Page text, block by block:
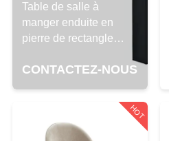
CONTRÔLE
DE
QUALITÉ
CONTACT
Table de salle à
manger enduite en
pierre de rectangle
résistantes de 3 mètres
CONTACTEZ-NOUS
HOT